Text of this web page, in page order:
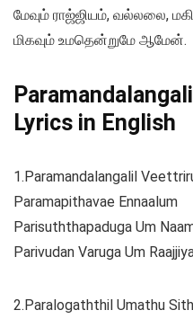
மேவும்‌ ராஜ்ஜியம்‌, வல்லலை,
மிகவும்‌ உமதென்றுமே ஆமேன்‌.
Lyrics in English
1.Paramandalangalil
Paramapithavae Ennaalum
Parisuththapaduga Um
Parivudan Varuga Um
2.Paralogaththil Umathu